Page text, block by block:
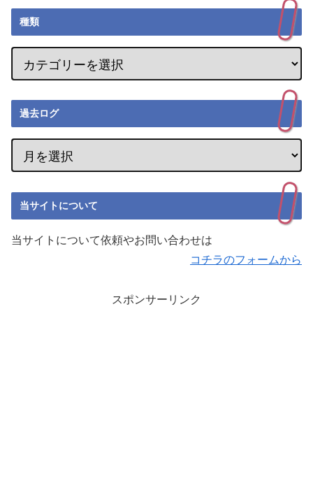
種類
過去ログ
当サイトについて
当サイトについて依頼やお問い合わせは
コチラのフォームから
スポンサーリンク